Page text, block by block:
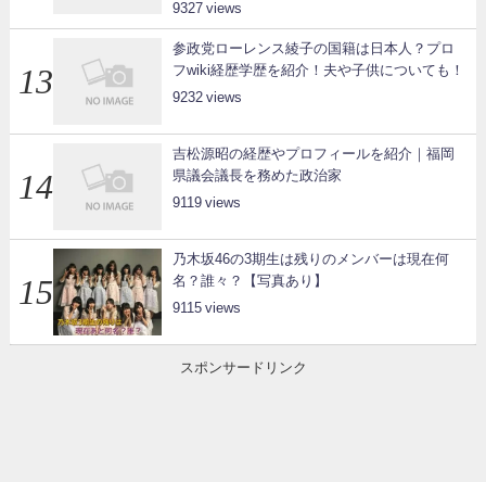
9327
参政党ローレンス綾子の国籍は日本人？プロ
フwiki経歴学歴を紹介！夫や子供についても！
9232
吉松源昭の経歴やプロフィールを紹介｜福岡
県議会議長を務めた政治家
9119
乃木坂46の3期生は残りのメンバーは現在何
名？誰々？【写真あり】
9115
スポンサードリンク